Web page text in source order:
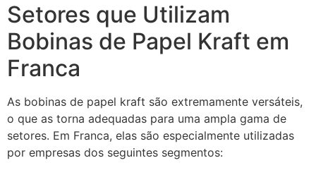
Setores que Utilizam
Bobinas de Papel Kraft em
Franca
As bobinas de papel kraft são extremamente versáteis,
o que as torna adequadas para uma ampla gama de
setores. Em Franca, elas são especialmente utilizadas
por empresas dos seguintes segmentos: